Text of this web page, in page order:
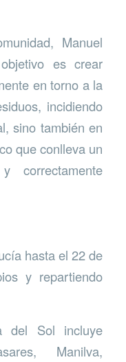
Manuel
es crear
en torno a la
incidiendo
sino también en
que conlleva un
correctamente
hasta el 22 de
y repartiendo
del Sol incluye
Manilva,